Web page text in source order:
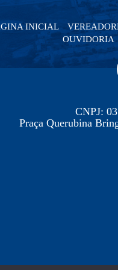
INICIAL
OUVIDORIA
CNPJ:
Praça Querubina